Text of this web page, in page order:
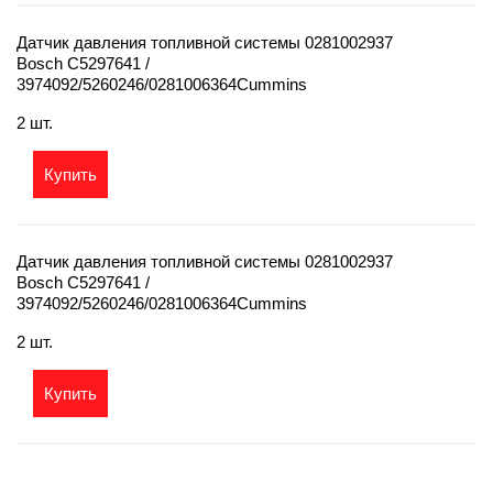
Датчик давления топливной системы 0281002937
Bosch C5297641 /
3974092/5260246/0281006364Cummins
2 шт.
Купить
Датчик давления топливной системы 0281002937
Bosch C5297641 /
3974092/5260246/0281006364Cummins
2 шт.
Купить